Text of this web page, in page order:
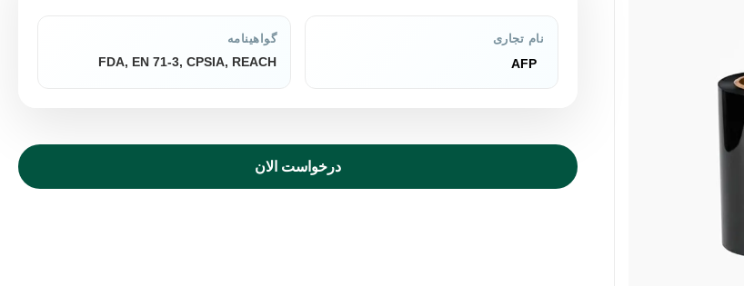
نام تجاری
AFP
گواهینامه
FDA, EN 71-3, CPSIA, REACH
درخواست الان